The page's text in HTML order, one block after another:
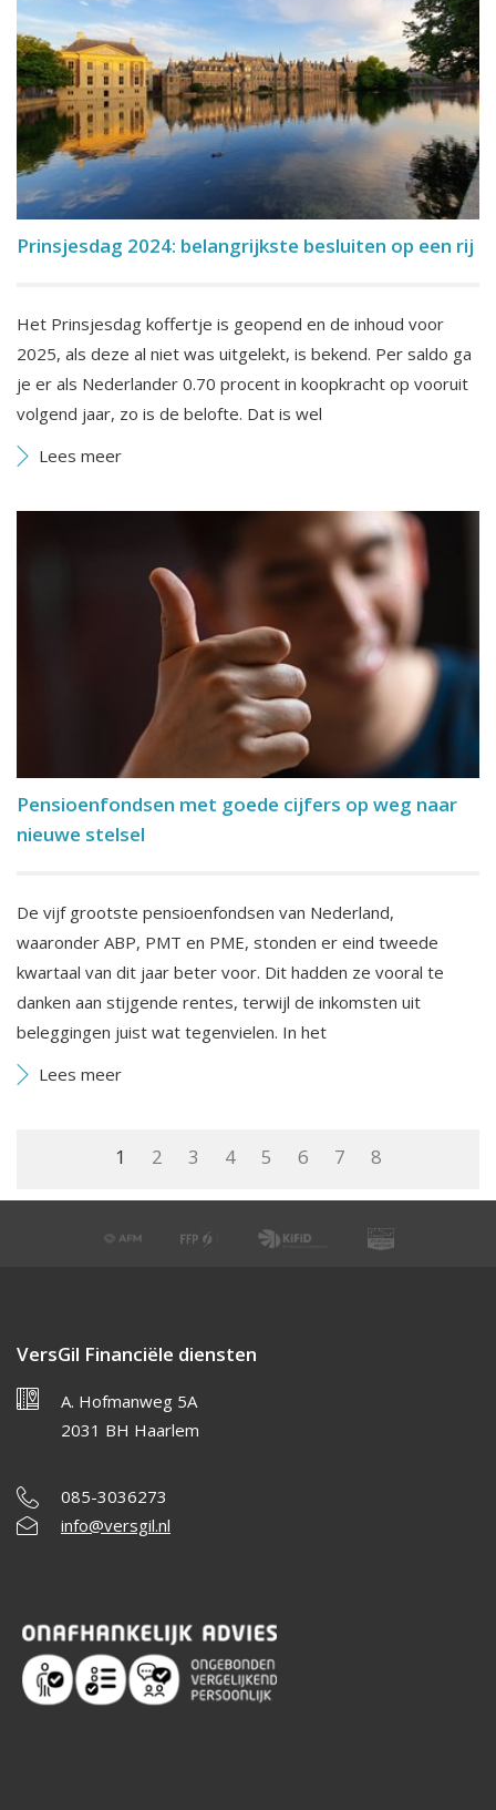
Prinsjesdag 2024: belangrijkste besluiten op een rij
Het Prinsjesdag koffertje is geopend en de inhoud voor
2025, als deze al niet was uitgelekt, is bekend. Per saldo ga
je er als Nederlander 0.70 procent in koopkracht op vooruit
volgend jaar, zo is de belofte. Dat is wel
Lees meer
Pensioenfondsen met goede cijfers op weg naar
nieuwe stelsel
De vijf grootste pensioenfondsen van Nederland,
waaronder ABP, PMT en PME, stonden er eind tweede
kwartaal van dit jaar beter voor. Dit hadden ze vooral te
danken aan stijgende rentes, terwijl de inkomsten uit
beleggingen juist wat tegenvielen. In het
Lees meer
1 2 3 4 5 6 7 8
VersGil Financiële diensten
A. Hofmanweg 5A
2031 BH Haarlem
085-3036273
info@versgil.nl